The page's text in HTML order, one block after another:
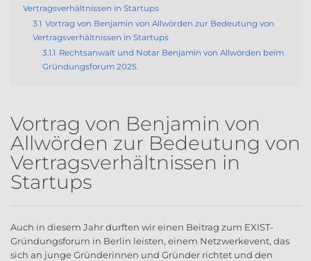
Vertragsverhältnissen in Startups
3.1 Vortrag von Benjamin von Allwörden zur Bedeutung von
Vertragsverhältnissen in Startups
3.1.1 Rechtsanwalt und Notar Benjamin von Allwörden beim
Gründungsforum 2025.
Vortrag von Benjamin von
Allwörden zur Bedeutung von
Vertragsverhältnissen in
Startups
Auch in diesem Jahr durften wir einen Beitrag zum EXIST-
Gründungsforum in Berlin leisten, einem Netzwerkevent, das
sich an junge Gründerinnen und Gründer richtet und den